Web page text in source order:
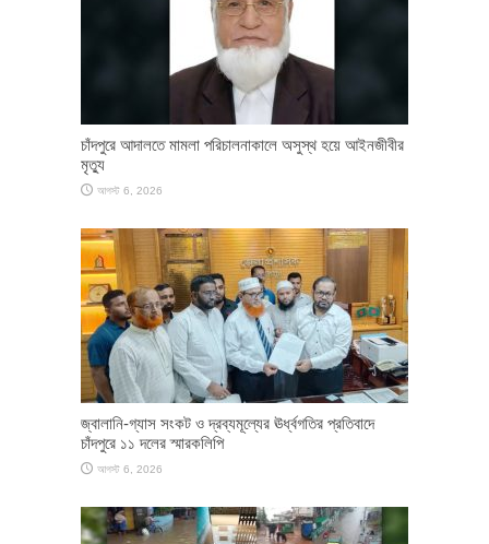
চাঁদপুরে আদালতে মামলা পরিচালনাকালে অসুস্থ হয়ে আইনজীবীর
মৃত্যু
আগস্ট 6, 2026
জ্বালানি-গ্যাস সংকট ও দ্রব্যমূল্যের ঊর্ধ্বগতির প্রতিবাদে
চাঁদপুরে ১১ দলের স্মারকলিপি
আগস্ট 6, 2026